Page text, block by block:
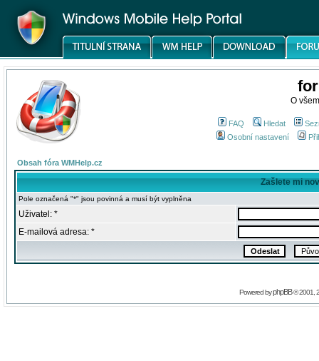
O
FAQ Hledat
Osobní nastavení
Obsah fóra WMHelp.cz
Zašlete mi
Pole označená "*" jsou povinná a musí být vyplněna
Uživatel: *
E-mailová adresa: *
Powered byphpBB© 2001,